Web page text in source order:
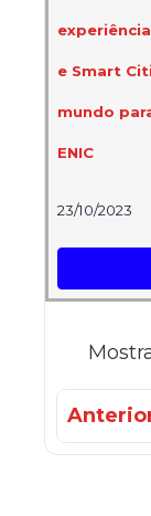
e Smart
mundo
ENIC
23/10/2023